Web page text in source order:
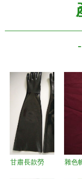
甘肅長款勞
雜色